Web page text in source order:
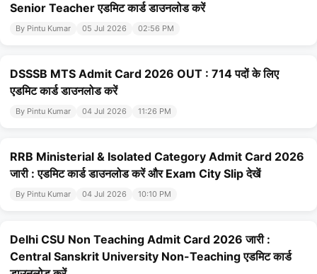
Senior Teacher एडमिट कार्ड डाउनलोड करें
By Pintu Kumar 05 Jul 2026 02:56 PM
DSSSB MTS Admit Card 2026 OUT : 714 पदों के लिए
एडमिट कार्ड डाउनलोड करें
By Pintu Kumar 04 Jul 2026 11:26 PM
RRB Ministerial & Isolated Category Admit Card 2026
जारी : एडमिट कार्ड डाउनलोड करें और Exam City Slip देखें
By Pintu Kumar 04 Jul 2026 10:10 PM
Delhi CSU Non Teaching Admit Card 2026 जारी :
Central Sanskrit University Non-Teaching एडमिट कार्ड